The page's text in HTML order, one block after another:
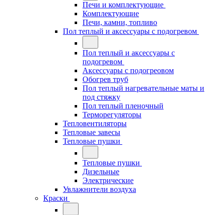
Печи и комплектующие
Комплектующие
Печи, камни, топливо
Пол теплый и аксессуары с подогревом
Пол теплый и аксессуары с
подогревом
Аксессуары с подогреовом
Обогрев труб
Пол теплый нагревательные маты и
под стяжку
Пол теплый пленочный
Терморегуляторы
Тепловентиляторы
Тепловые завесы
Тепловые пушки
Тепловые пушки
Дизельные
Электрические
Увлажнители воздуха
Краски